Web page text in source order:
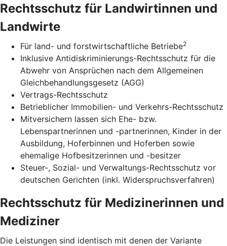
Rechtsschutz für Landwirtinnen und
Landwirte
Für land- und forstwirtschaftliche Betriebe2
Inklusive Antidiskriminierungs-Rechtsschutz für die
Abwehr von Ansprüchen nach dem Allgemeinen
Gleichbehandlungsgesetz (AGG)
Vertrags-Rechtsschutz
Betrieblicher Immobilien- und Verkehrs-Rechtsschutz
Mitversichern lassen sich Ehe- bzw.
Lebenspartnerinnen und -partnerinnen, Kinder in der
Ausbildung, Hoferbinnen und Hoferben sowie
ehemalige Hofbesitzerinnen und -besitzer
Steuer-, Sozial- und Verwaltungs-Rechtsschutz vor
deutschen Gerichten (inkl. Widerspruchsverfahren)
Rechtsschutz für Medizinerinnen und
Mediziner
Die Leistungen sind identisch mit denen der Variante